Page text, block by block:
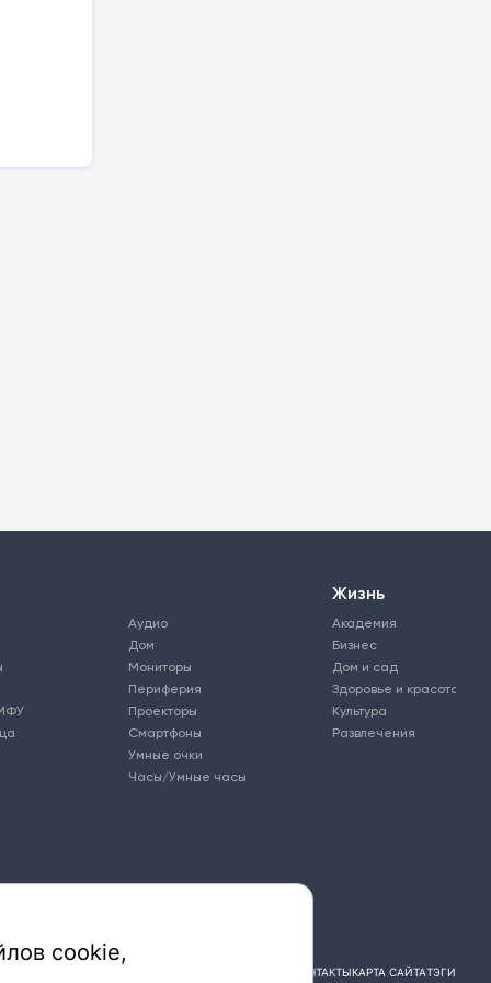
Аудио
Дом
Мониторы
Периферия
Проекторы
Смартфоны
Умные очки
Часы/Умные часы
Жизнь
Академия
Бизнес
Дом и сад
Здоровье и красота
Культура
Развлечения
КОНТАКТЫКАРТА САЙТАТЭГИ
cookie,